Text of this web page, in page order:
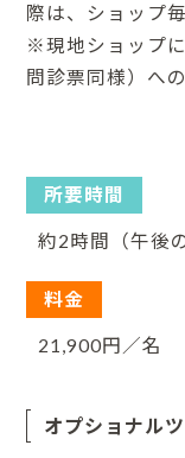
際は、ショップ
※現地ショップ
問診票同様）へ
所要時間
約2時間（午後
料金
21,900円／名
オプショナル